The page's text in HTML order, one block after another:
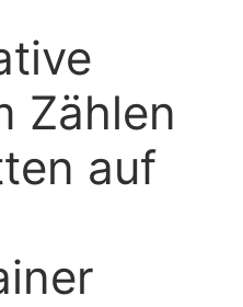
Zählen
auf